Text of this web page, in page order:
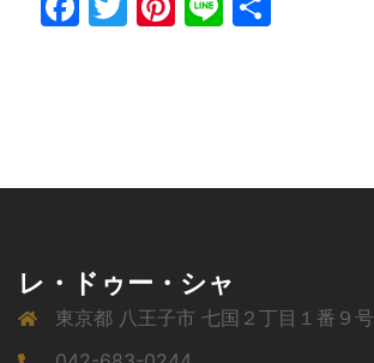
レ・ドゥー・シャ
東京都 八王子市 七国２丁目１番９号